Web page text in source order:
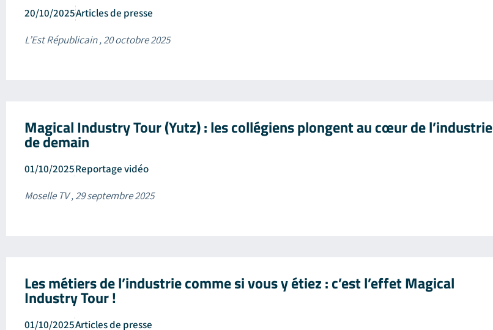
20/10/2025Articles de presse
L’Est Républicain , 20 octobre 2025
Magical Industry Tour (Yutz) : les collégiens plongent au cœur de l’industrie
de demain
01/10/2025Reportage vidéo
Moselle TV , 29 septembre 2025
Les métiers de l’industrie comme si vous y étiez : c’est l’effet Magical
Industry Tour !
01/10/2025Articles de presse